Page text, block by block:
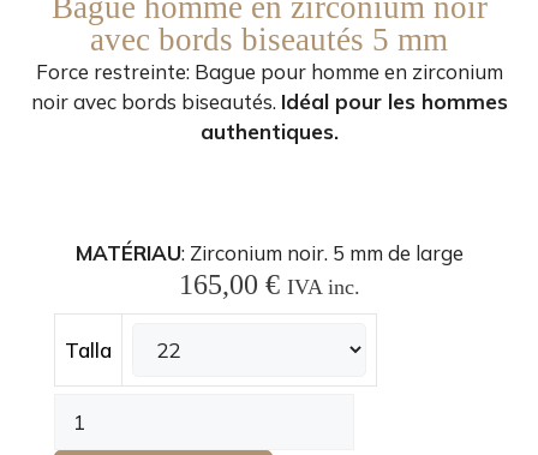
Bague homme en zirconium noir
avec bords biseautés 5 mm
Force restreinte: Bague pour homme en zirconium
noir avec bords biseautés. Idéal pour les hommes
authentiques.
MATÉRIAU: Zirconium noir. 5 mm de large
165,00 € IVA inc.
Talla